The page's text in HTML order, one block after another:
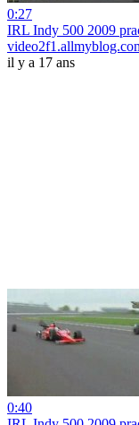
0:27
IRL Indy 500 2009
il y a 17 ans
0:40